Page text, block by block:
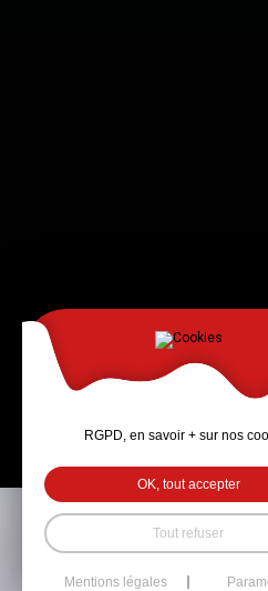
RGPD, en savoir + sur nos
OK, tout accepter
Tout refuser
Mentions légales